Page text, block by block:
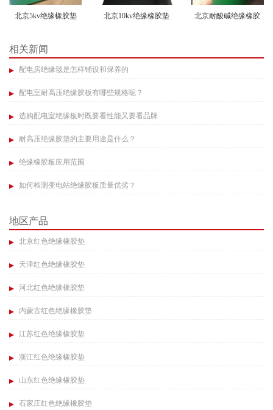
北京5kv绝缘橡胶垫 北京10kv绝缘橡胶垫
北京耐酸碱绝缘橡胶
相关新闻
配电房绝缘毯是怎样铺设和保养的
配电室耐高压绝缘胶板有哪些规格呢？​
选购配电室绝缘板时既要看性能又要看品牌​
耐高压绝缘胶垫的主要用途是什么？
绝缘橡胶板应用范围
如何检测变电站绝缘胶板质量优劣？​
地区产品
北京红色绝缘橡胶垫
天津红色绝缘橡胶垫
河北红色绝缘橡胶垫
内蒙古红色绝缘橡胶垫
江苏红色绝缘橡胶垫
浙江红色绝缘橡胶垫
山东红色绝缘橡胶垫
石家庄红色绝缘橡胶垫